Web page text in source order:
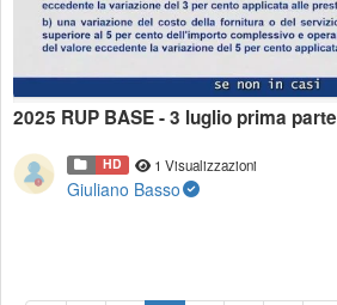
2025 RUP BASE - 3 luglio prima parte
HD 1 Visualizzazioni
Giuliano Basso